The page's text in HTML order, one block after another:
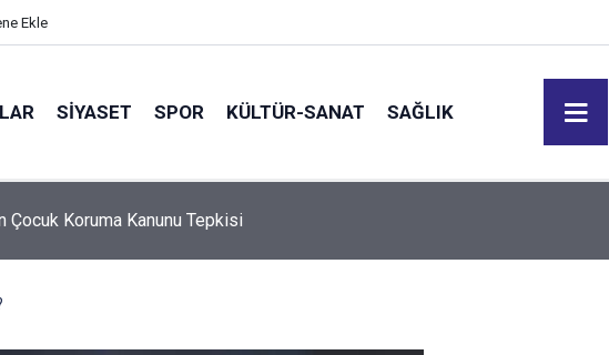
Ekle
SİYASET SPOR KÜLTÜR-SANAT SAĞLIK
Buluşmaları başlıyor